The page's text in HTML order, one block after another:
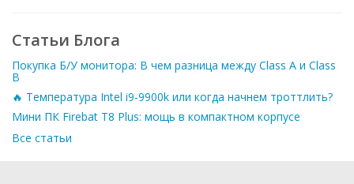
Статьи Блога
Покупка Б/У монитора: В чем разница между Class A и Class
B
🔥 Температура Intel i9-9900k или когда начнем троттлить?
Мини ПК Firebat T8 Plus: мощь в компактном корпусе
Все статьи